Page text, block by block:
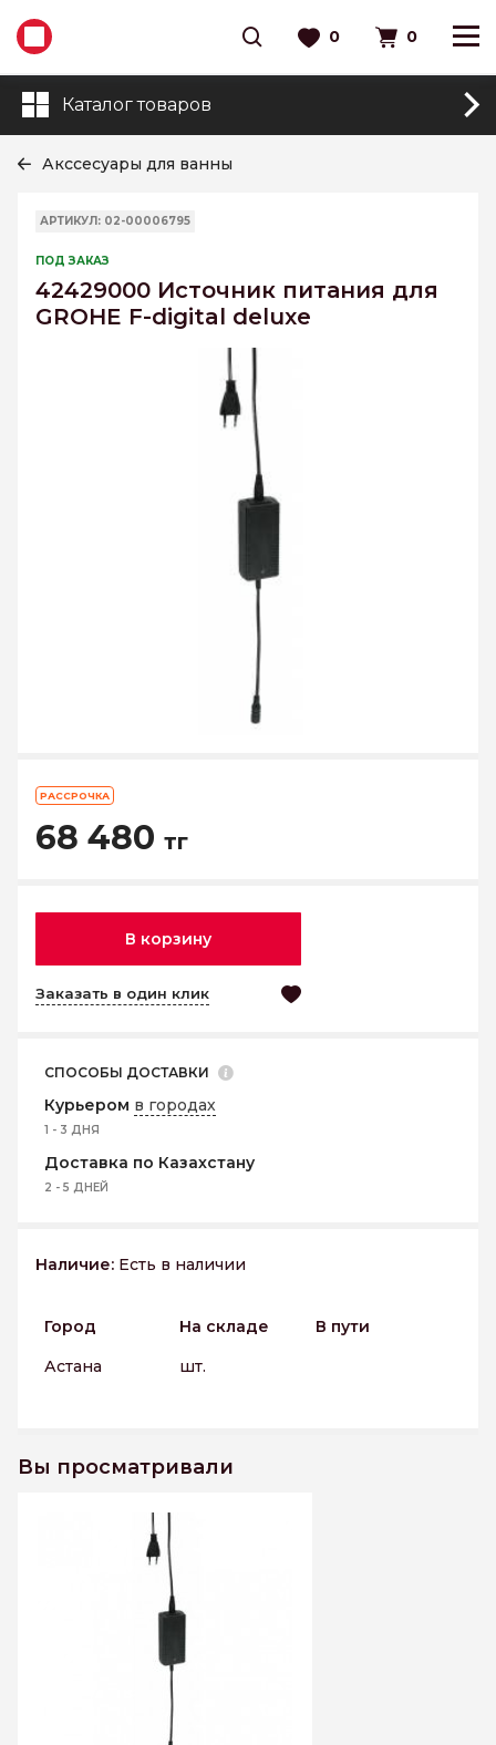
0 0
Каталог товаров
Акссесуары для ванны
АРТИКУЛ: 02-00006795
ПОД ЗАКАЗ
42429000 Источник питания для
GROHE F-digital deluxe
РАССРОЧКА
68 480 тг
В корзину
Заказать в один клик
СПОСОБЫ ДОСТАВКИ
Курьером в городах
1 - 3 ДНЯ
Доставка по Казахстану
2 - 5 ДНЕЙ
Наличие: Есть в наличии
Город На складе
В пути
Астана
шт.
Вы просматривали